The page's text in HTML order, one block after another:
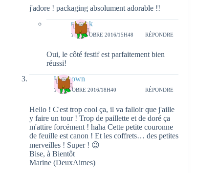
j'adore ! packaging absolument adorable !!
natieak
18 OCTOBRE 2016/15H48 RÉPONDRE
Oui, le côté festif est parfaitement bien
réussi!
Unknown
17 OCTOBRE 2016/18H40 RÉPONDRE
Hello ! C'est trop cool ça, il va falloir que j'aille
y faire un tour ! Trop de paillette et de doré ça
m'attire forcément ! haha Cette petite couronne
de feuille est canon ! Et les coffrets… des petites
merveilles ! Super ! 😉
Bise, à Bientôt
Marine (DeuxAimes)